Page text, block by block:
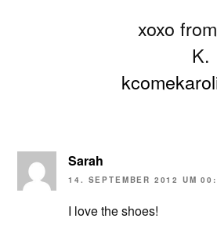
xoxo
K.
Sarah
14. SEPTEMBER 2012 UM
I love the shoes!